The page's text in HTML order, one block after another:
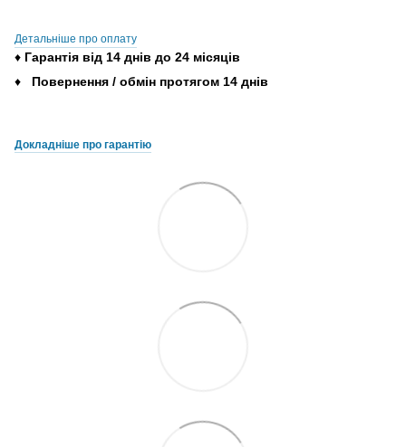
Детальніше про оплату
♦ Гарантія від 14 днів до 24 місяців
♦ Повернення / обмін протягом 14 днів
Докладніше про гарантію